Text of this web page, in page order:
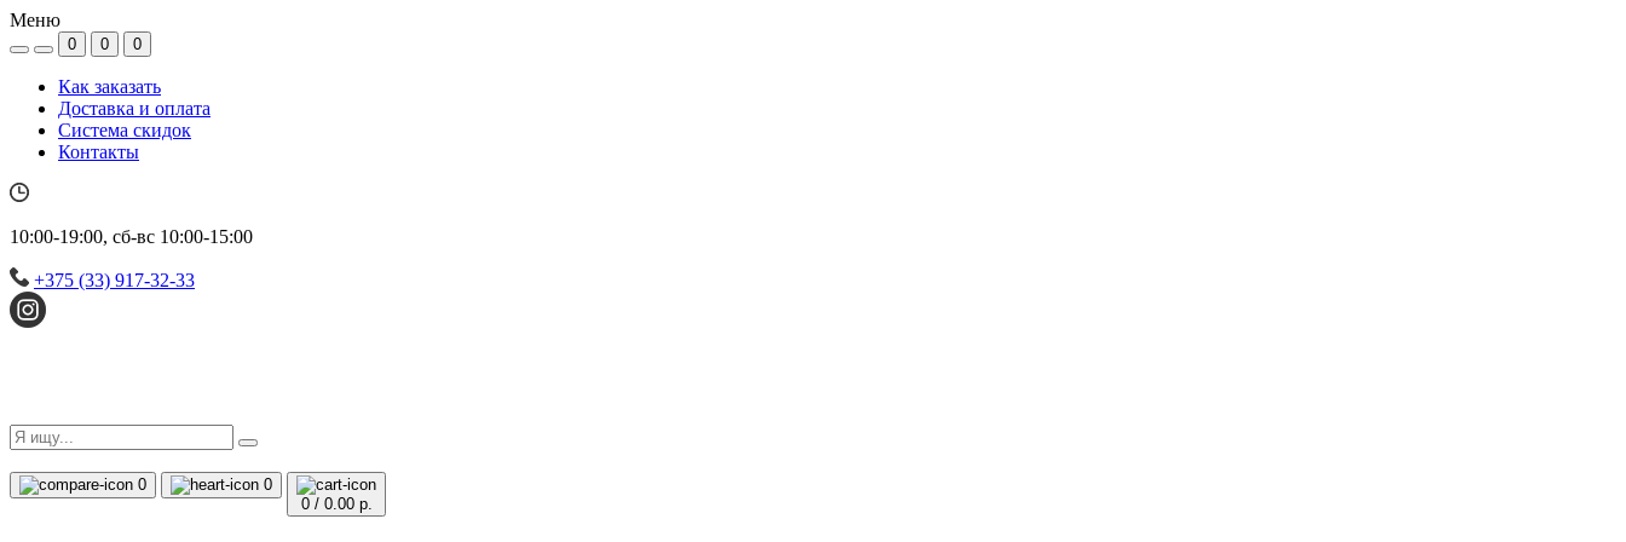
Меню
0 0 0
Как заказать
Доставка и оплата
Система скидок
Контакты
10:00-19:00, сб-вс 10:00-15:00
+375 (33) 917-32-33
0
0
0/ 0.00 р.